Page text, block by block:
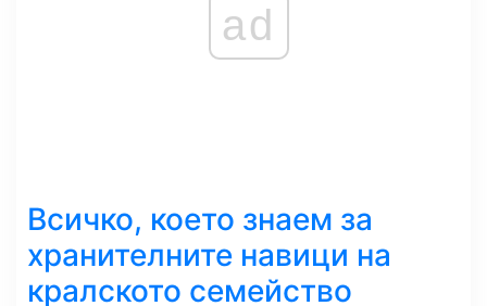
ad
Всичко, което знаем за
хранителните навици на
кралското семейство